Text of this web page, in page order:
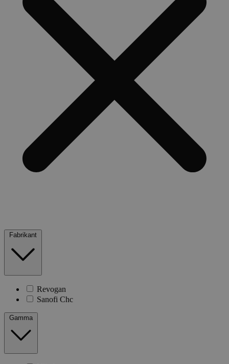
Fabrikant
Revogan
Sanofi Chc
Gamma